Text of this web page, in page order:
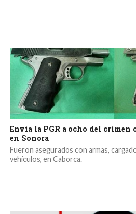
Envía la PGR a ocho del crimen
en Sonora
Fueron asegurados con armas,
vehículos, en Caborca.